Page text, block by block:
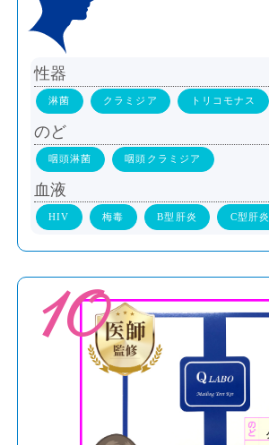
性器
淋菌 クラミジア トリコモナス
のど
咽頭淋菌 咽頭クラミジア
血液
HIV 梅毒 B型肝炎 C型肝炎
10